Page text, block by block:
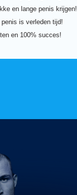
en lange penis krijgen!
is verleden tijd!
en 100% succes!